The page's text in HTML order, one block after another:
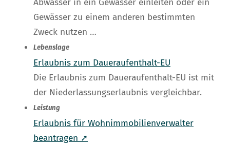
Abwasser in ein Gewässer einleiten oder ein
Gewässer zu einem anderen bestimmten
Zweck nutzen …
Lebenslage
Erlaubnis zum Daueraufenthalt-EU
Die Erlaubnis zum Daueraufenthalt-EU ist mit
der Niederlassungserlaubnis vergleichbar.
Leistung
Erlaubnis für Wohnimmobilienverwalter
beantragen ➚